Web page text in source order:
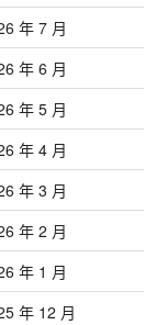
年 7 月
年 6 月
年 5 月
年 4 月
年 3 月
年 2 月
年 1 月
年 12 月